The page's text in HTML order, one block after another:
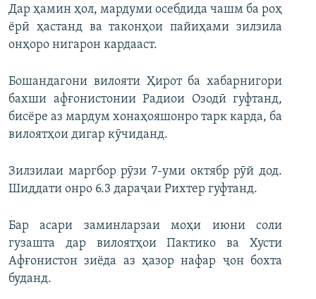
Дар ҳамин ҳол, мардуми осебдида чашм ба роҳ
ёрӣ ҳастанд ва таконҳои пайиҳами зилзила
онҳоро нигарон кардааст.
Бошандагони вилояти Ҳирот ба хабарнигори
бахши афғонистонии Радиои Озодӣ гуфтанд,
бисёре аз мардум хонаҳояшонро тарк карда, ба
вилоятҳои дигар кӯчиданд.
Зилзилаи маргбор рӯзи 7-уми октябр рӯй дод.
Шиддати онро 6.3 дараҷаи Рихтер гуфтанд.
Бар асари заминларзаи моҳи июни соли
гузашта дар вилоятҳои Пактико ва Хусти
Афғонистон зиёда аз ҳазор нафар ҷон бохта
буданд.